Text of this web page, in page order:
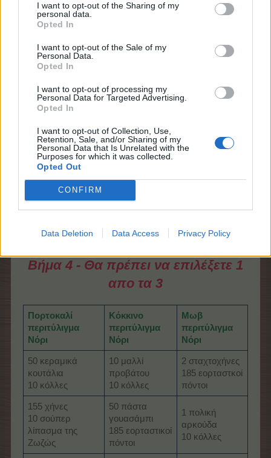
I want to opt-out of the Sharing of my
personal data.
Opted In
I want to opt-out of the Sale of my
Personal Data.
Opted In
I want to opt-out of processing my
Personal Data for Targeted Advertising.
Opted In
I want to opt-out of Collection, Use,
Retention, Sale, and/or Sharing of my
Personal Data that Is Unrelated with the
Purposes for which it was collected.
Opted Out
CONFIRM
Data Deletion Data Access Privacy Policy
3 σεντούκια
λιπασμάτων
3 σεντούκια
4
150
πόντοι
250 ξυλάκια
του αγρού
500 πε x
επίπεδο
45 χρυσό
φύλλο
επίπεδο
30 αγελάδες
22 πάστα
42 σάλτσα
150
εορταστικοί
πόντοι
150
εορταστικοί
πόντοι
εορταστικοί
πόντοι
10
370 φασόλια
8 τούρμπο
λίπασμα
22 πάστα
γουασάμπι
λίπασμα της
10 παλέτες
Βήμα 4 - Θα πρέπει να επιλέξετε 1
απο τα 3
Πορτοκαλί
περιτύλιγμα
Νόρι
Κόκκινο
περιτύλιγμα
Νόρι
Μωβ
περιτύλιγμα
Νόρι
50 κεραμικά
κουτάλια
10 κόλλες
10 μαλλί
προβάτου
10 κόλλες
2 σταχτοχήνες
185 εορταστκοί
πόντοι
155 χήνες
10 σούπερ
λίπασμα της
Ζωζώς
50 πάστα
γουασάμπι
185 εορταστικοί
πόντοι
1 πολική
αρκούδα
10 κόλλες